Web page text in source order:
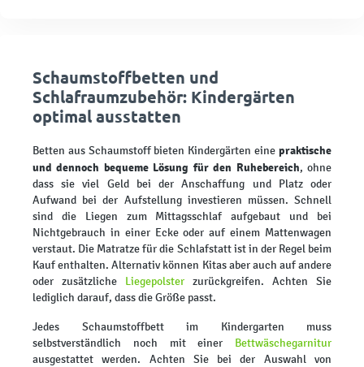
Schaumstoffbetten und
Schlafraumzubehör: Kindergärten
optimal ausstatten
Betten aus Schaumstoff bieten Kindergärten eine praktische
und dennoch bequeme Lösung für den Ruhebereich, ohne
dass sie viel Geld bei der Anschaffung und Platz oder
Aufwand bei der Aufstellung investieren müssen. Schnell
sind die Liegen zum Mittagsschlaf aufgebaut und bei
Nichtgebrauch in einer Ecke oder auf einem Mattenwagen
verstaut. Die Matratze für die Schlafstatt ist in der Regel beim
Kauf enthalten. Alternativ können Kitas aber auch auf andere
oder zusätzliche Liegepolster zurückgreifen. Achten Sie
lediglich darauf, dass die Größe passt.
Jedes Schaumstoffbett im Kindergarten muss
selbstverständlich noch mit einer Bettwäschegarnitur
ausgestattet werden. Achten Sie bei der Auswahl von